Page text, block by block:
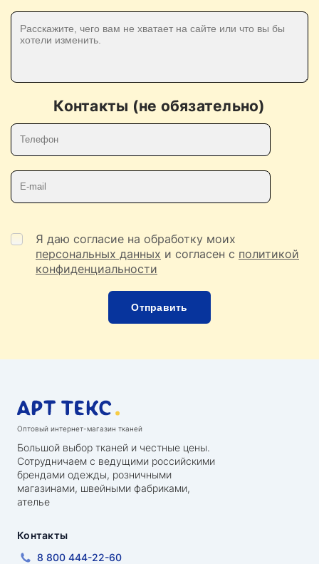
Контакты (не обязательно)
Я даю согласие на обработку моих
персональных данных и согласен с политикой
конфиденциальности
Оптовый интернет-магазин тканей
Большой выбор тканей и честные цены.
Сотрудничаем с ведущими российскими
брендами одежды, розничными
магазинами, швейными фабриками,
ателье
Контакты
8 800 444-22-60